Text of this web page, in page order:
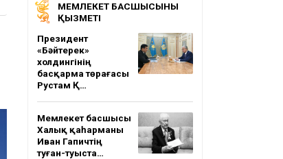
МЕМЛЕКЕТ БАСШЫСЫНЫҢ
ҚЫЗМЕТІ
Президент
«Бәйтерек»
холдингінің
басқарма төрағасы
Рустам Қ…
Мемлекет басшысы
Халық қаһарманы
Иван Гапичтің
туған-туыста…